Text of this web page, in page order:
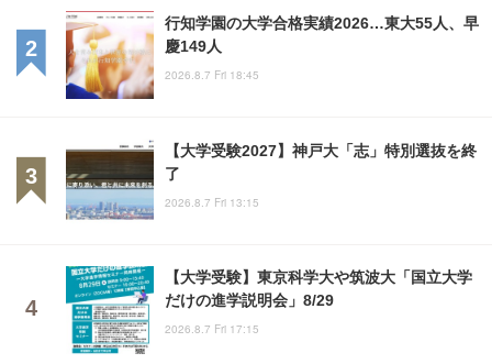
行知学園の大学合格実績2026…東大55人、早
慶149人
2026.8.7 Fri 18:45
【大学受験2027】神戸大「志」特別選抜を終
了
2026.8.7 Fri 13:15
【大学受験】東京科学大や筑波大「国立大学
だけの進学説明会」8/29
2026.8.7 Fri 17:15